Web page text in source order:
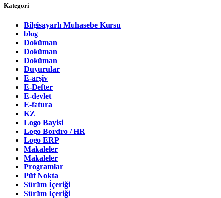
Kategori
Bilgisayarlı Muhasebe Kursu
blog
Doküman
Doküman
Doküman
Duyurular
E-arşiv
E-Defter
E-devlet
E-fatura
KZ
Logo Bayisi
Logo Bordro / HR
Logo ERP
Makaleler
Makaleler
Programlar
Püf Nokta
Sürüm İçeriği
Sürüm İçeriği